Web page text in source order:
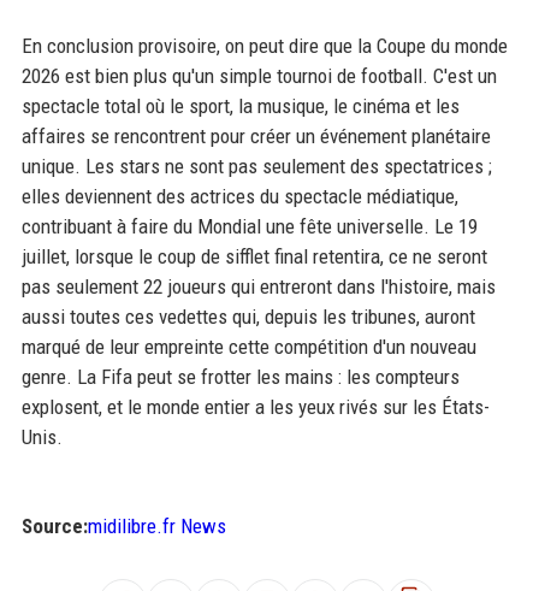
En conclusion provisoire, on peut dire que la Coupe du monde
2026 est bien plus qu'un simple tournoi de football. C'est un
spectacle total où le sport, la musique, le cinéma et les
affaires se rencontrent pour créer un événement planétaire
unique. Les stars ne sont pas seulement des spectatrices ;
elles deviennent des actrices du spectacle médiatique,
contribuant à faire du Mondial une fête universelle. Le 19
juillet, lorsque le coup de sifflet final retentira, ce ne seront
pas seulement 22 joueurs qui entreront dans l'histoire, mais
aussi toutes ces vedettes qui, depuis les tribunes, auront
marqué de leur empreinte cette compétition d'un nouveau
genre. La Fifa peut se frotter les mains : les compteurs
explosent, et le monde entier a les yeux rivés sur les États-
Unis.
Source:midilibre.fr News